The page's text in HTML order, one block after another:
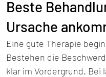
Beste
Ursache
Eine gute Therapie
Bestehen die
klar im Vordergrund.